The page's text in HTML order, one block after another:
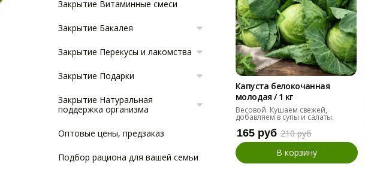
Капуста белокочанная
молодая / 1 кг
Весовой. Кушаем свежей,
добавляем в супы и салаты.
165 руб 210 руб
В корзину
Закрытие Витаминные смеси
Закрытие Бакалея
Закрытие Перекусы и лакомства
Закрытие Подарки
Закрытие Натуральная
поддержка организма
Оптовые цены, предзаказ
Подбор рациона для вашей семьи